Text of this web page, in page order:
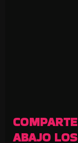
ABAJO